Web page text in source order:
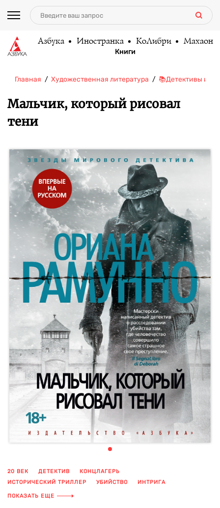
Азбука Иностранка КоЛибри Махаон
Книги
Главная Художественная литература 📚Детективы и
Мальчик, который рисовал
тени
20 ВЕК ДЕТЕКТИВ
КОНЦЛАГЕРЬ
ИСТОРИЧЕСКИЙ ТРИЛЛЕР
УБИЙСТВО
ИНТРИГА
ИСТОРИЧЕСКИЙ ДЕТЕКТИВ
ПОКАЗАТЬ ЕЩЕ